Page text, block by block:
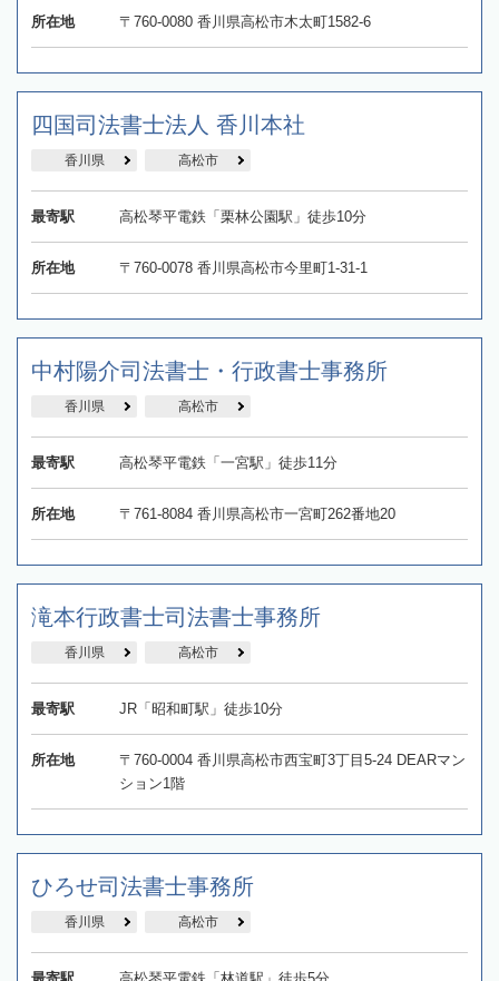
所在地 〒760-0080 香川県高松市木太町1582-6
四国司法書士法人 香川本社
香川県 高松市
最寄駅 高松琴平電鉄「栗林公園駅」徒歩10分
所在地 〒760-0078 香川県高松市今里町1-31-1
中村陽介司法書士・行政書士事務所
香川県 高松市
最寄駅 高松琴平電鉄「一宮駅」徒歩11分
所在地 〒761-8084 香川県高松市一宮町262番地20
滝本行政書士司法書士事務所
香川県 高松市
最寄駅 JR「昭和町駅」徒歩10分
所在地
〒760-0004 香川県高松市西宝町3丁目5-24 DEARマン
ション1階
ひろせ司法書士事務所
香川県 高松市